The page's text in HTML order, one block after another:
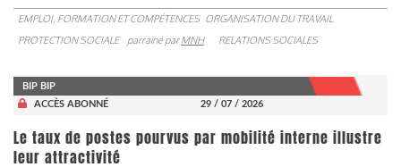
EMPLOI, FORMATION ET COMPÉTENCES ORGANISATION DU TRAVAIL
PROTECTION SOCIALE
parrainé parMNH RELATIONS SOCIALES
BIP BIP
ACCÈS ABONNÉ
29 / 07 / 2026
Le taux de postes pourvus par mobilité interne illustre
leur attractivité